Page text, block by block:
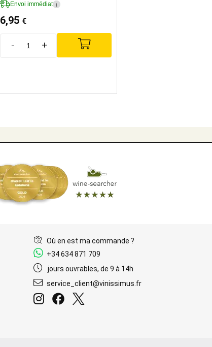
Envoi immédiat i
6,95 €
- +
Où en est ma commande ?
+34 634 871 709
jours ouvrables, de 9 à 14h
service_client@vinissimus.fr